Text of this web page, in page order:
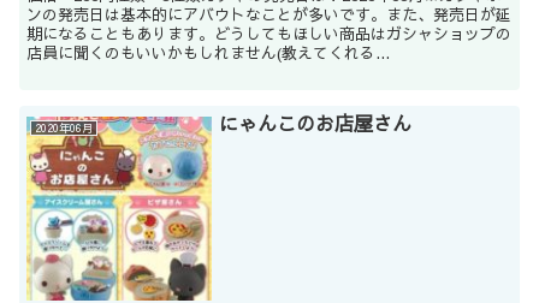
ンの発売日は基本的にアバウトなことが多いです。また、発売日が延
期になることもあります。どうしてもほしい商品はガシャショップの
店員に聞くのもいいかもしれません(教えてくれる...
2020年06月 にゃんこのお店屋さん